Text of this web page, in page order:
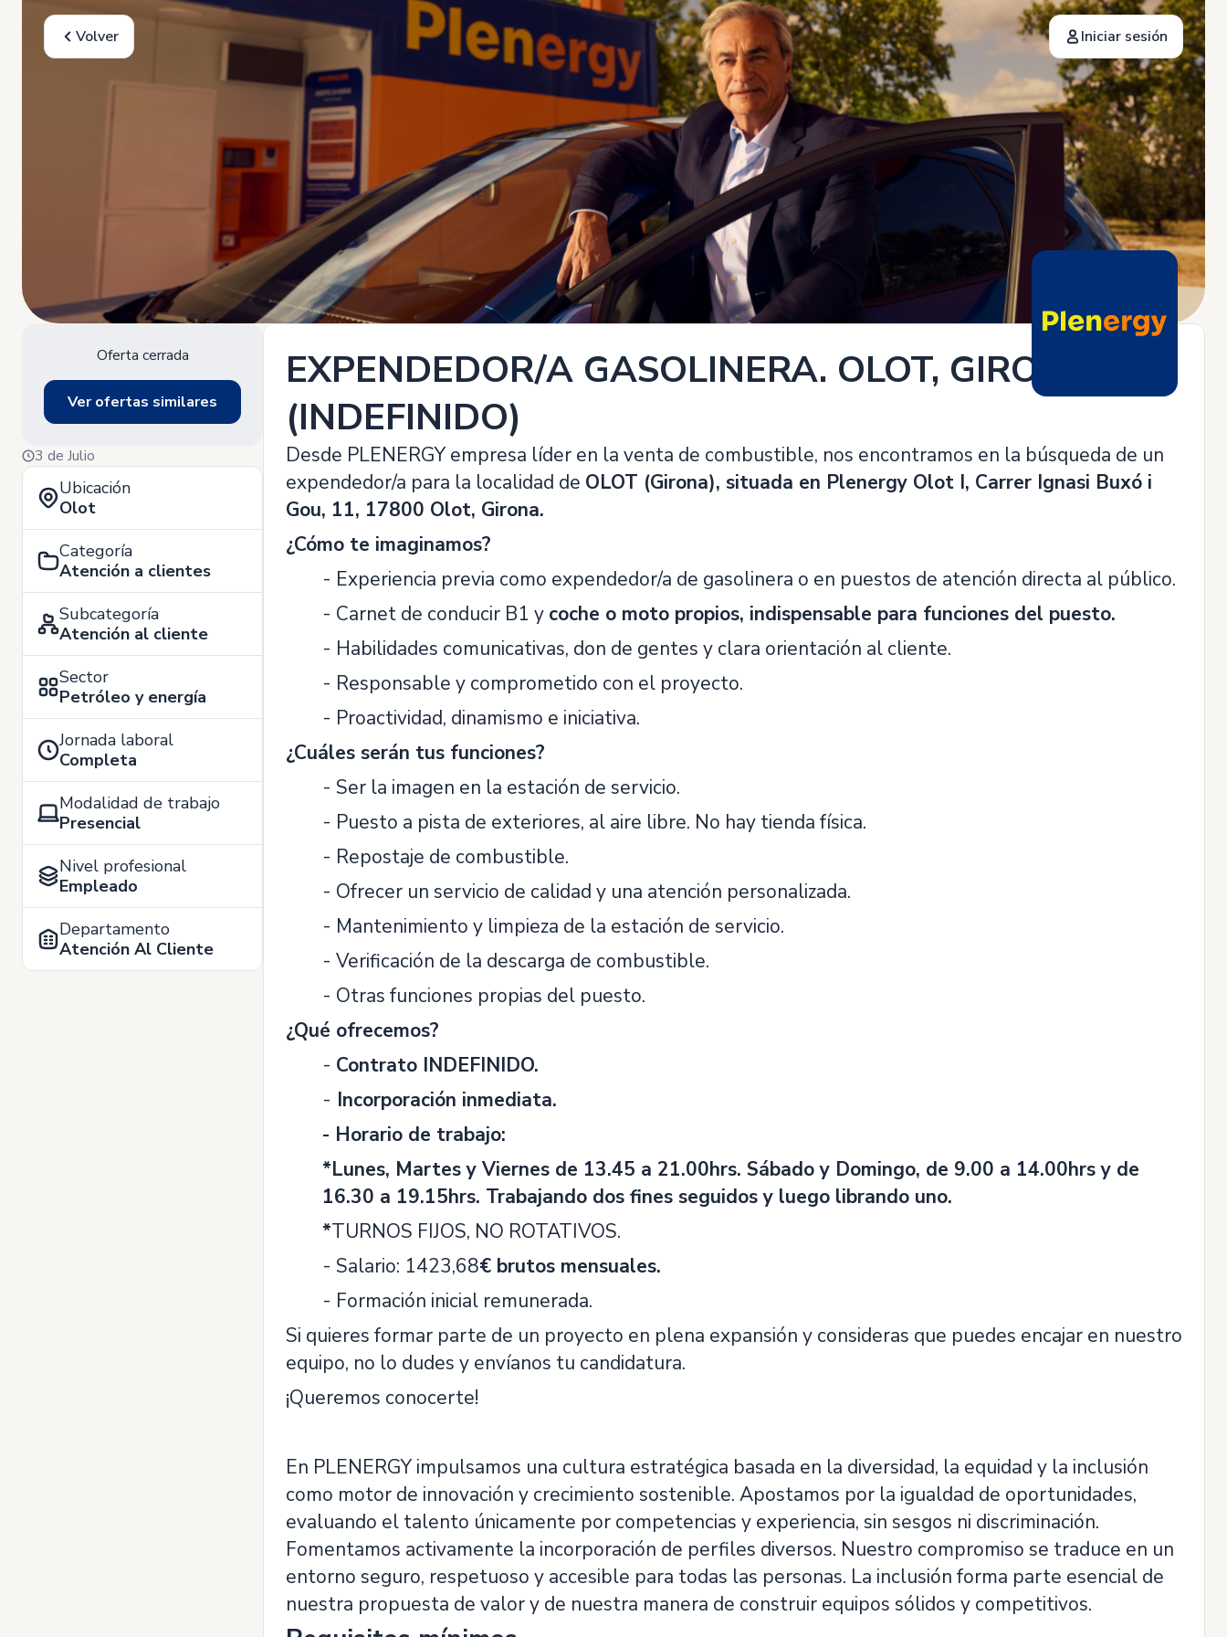
Volver Iniciar sesión
Oferta cerrada
Ver ofertas similares
3 de Julio
Ubicación
Olot
Categoría
Atención a clientes
Subcategoría
Atención al cliente
Sector
Petróleo y energía
Jornada laboral
Completa
Modalidad de trabajo
Presencial
Nivel profesional
Empleado
Departamento
Atención Al Cliente
EXPENDEDOR/A GASOLINERA. OLOT, GIRONA.
(INDEFINIDO)
Desde PLENERGY empresa líder en la venta de combustible, nos encontramos en la búsqueda de un
expendedor/a para la localidad de OLOT (Girona), situada en Plenergy Olot I, Carrer Ignasi Buxó i
Gou, 11, 17800 Olot, Girona.
¿Cómo te imaginamos?
- Experiencia previa como expendedor/a de gasolinera o en puestos de atención directa al público.
- Carnet de conducir B1 y coche o moto propios, indispensable para funciones del puesto.
- Habilidades comunicativas, don de gentes y clara orientación al cliente.
- Responsable y comprometido con el proyecto.
- Proactividad, dinamismo e iniciativa.
¿Cuáles serán tus funciones?
- Ser la imagen en la estación de servicio.
- Puesto a pista de exteriores, al aire libre. No hay tienda física.
- Repostaje de combustible.
- Ofrecer un servicio de calidad y una atención personalizada.
- Mantenimiento y limpieza de la estación de servicio.
- Verificación de la descarga de combustible.
- Otras funciones propias del puesto.
¿Qué ofrecemos?
- Contrato INDEFINIDO.
- Incorporación inmediata.
- Horario de trabajo:
*Lunes, Martes y Viernes de 13.45 a 21.00hrs. Sábado y Domingo, de 9.00 a 14.00hrs y de
16.30 a 19.15hrs. Trabajando dos fines seguidos y luego librando uno.
*TURNOS FIJOS, NO ROTATIVOS.
- Salario: 1423,68€ brutos mensuales.
- Formación inicial remunerada.
Si quieres formar parte de un proyecto en plena expansión y consideras que puedes encajar en nuestro
equipo, no lo dudes y envíanos tu candidatura.
¡Queremos conocerte!
En PLENERGY impulsamos una cultura estratégica basada en la diversidad, la equidad y la inclusión
como motor de innovación y crecimiento sostenible. Apostamos por la igualdad de oportunidades,
evaluando el talento únicamente por competencias y experiencia, sin sesgos ni discriminación.
Fomentamos activamente la incorporación de perfiles diversos. Nuestro compromiso se traduce en un
entorno seguro, respetuoso y accesible para todas las personas. La inclusión forma parte esencial de
nuestra propuesta de valor y de nuestra manera de construir equipos sólidos y competitivos.